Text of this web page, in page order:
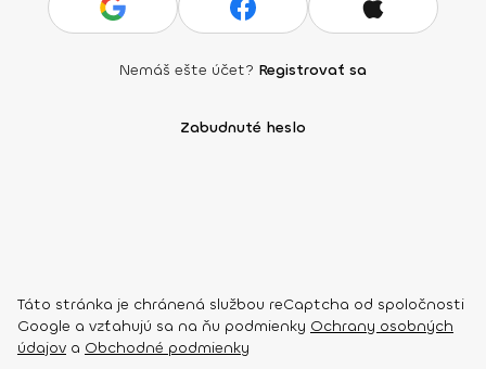
Nemáš ešte účet? Registrovať sa
Zabudnuté heslo
Táto stránka je chránená službou reCaptcha od spoločnosti
Google a vzťahujú sa na ňu podmienky Ochrany osobných
údajov a Obchodné podmienky